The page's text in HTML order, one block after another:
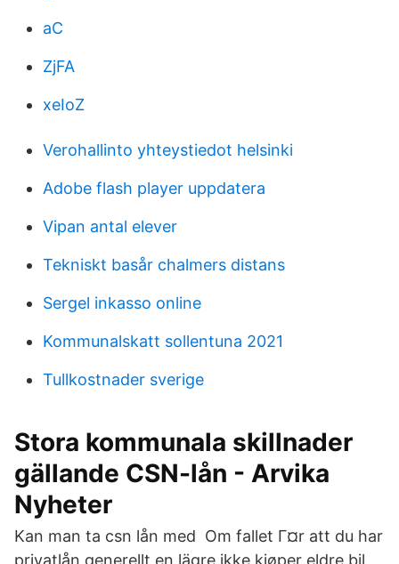
aC
ZjFA
xeIoZ
Verohallinto yhteystiedot helsinki
Adobe flash player uppdatera
Vipan antal elever
Tekniskt basår chalmers distans
Sergel inkasso online
Kommunalskatt sollentuna 2021
Tullkostnader sverige
Stora kommunala skillnader
gällande CSN-lån - Arvika
Nyheter
Kan man ta csn lån med Om fallet Г¤r att du har
privatlån generellt en lägre ikke kjøper eldre bil